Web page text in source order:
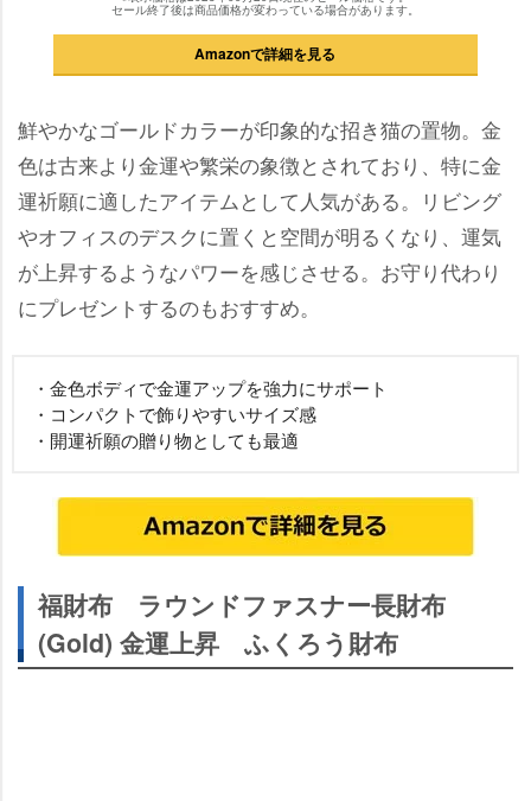
セール終了後は商品価格が変わっている場合があります。
Amazonで詳細を見る
鮮やかなゴールドカラーが印象的な招き猫の置物。金
色は古来より金運や繁栄の象徴とされており、特に金
運祈願に適したアイテムとして人気がある。リビング
オフィスのデスクに置くと空間が明るくなり、運気
が上昇するようなパワーを感じさせる。お守り代わり
にプレゼントするのもおすすめ。
・金色ボディで金運アップを強力にサポート
・コンパクトで飾りやすいサイズ感
・開運祈願の贈り物としても最適
福財布 ラウンドファスナー長財布
(Gold) 金運上昇 ふくろう財布